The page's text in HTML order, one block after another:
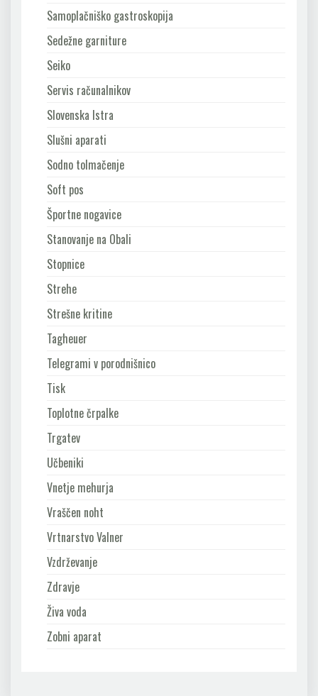
Samoplačniško gastroskopija
Sedežne garniture
Seiko
Servis računalnikov
Slovenska Istra
Slušni aparati
Sodno tolmačenje
Soft pos
Športne nogavice
Stanovanje na Obali
Stopnice
Strehe
Strešne kritine
Tagheuer
Telegrami v porodnišnico
Tisk
Toplotne črpalke
Trgatev
Učbeniki
Vnetje mehurja
Vraščen noht
Vrtnarstvo Valner
Vzdrževanje
Zdravje
Živa voda
Zobni aparat